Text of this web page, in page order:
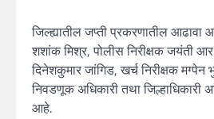
जिल्ह्यातील जप्ती प्रकरणातील आढावा
शशांक मिश्र, पोलीस निरीक्षक जयंती
दिनेशकुमार जांगिड, खर्च निरीक्षक मग्पेन
निवडणूक अधिकारी तथा जिल्हाधिकारी
आहे.